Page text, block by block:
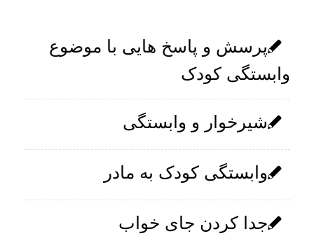
پرسش و پاسخ هایی با موضوع
وابستگی کودک
شیرخوار و وابستگی
وابستگی کودک به مادر
جدا کردن جای خواب